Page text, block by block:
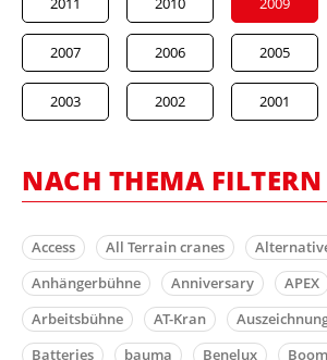
2007 2006 2005
2003 2002 2001
NACH THEMA FILTERN
Access All Terrain cranes
Anhängerbühne
Anniversary APEX
Arbeitsbühne
AT-Kran
Batteries
bauma Benelux